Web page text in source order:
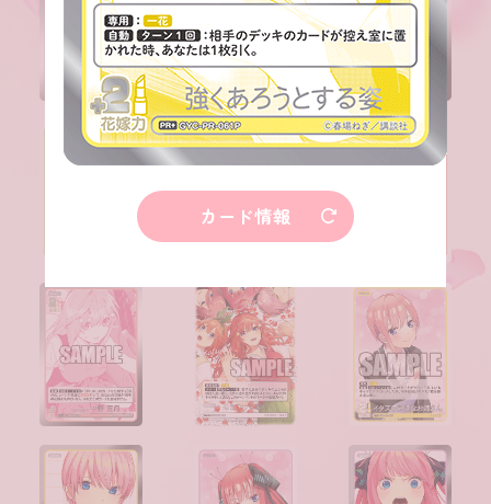
カード情報